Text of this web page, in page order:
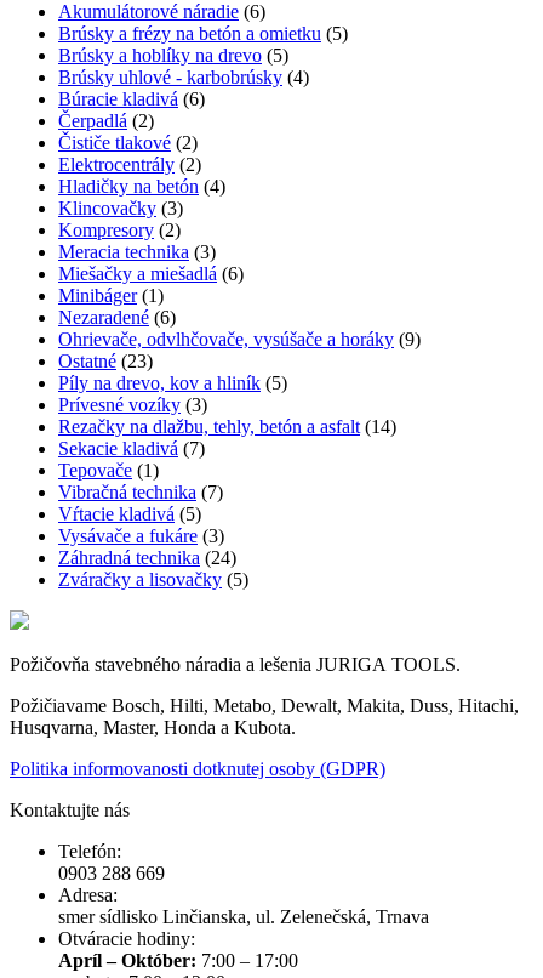
Akumulátorové náradie (6)
Brúsky a frézy na betón a omietku (5)
Brúsky a hoblíky na drevo (5)
Brúsky uhlové - karbobrúsky (4)
Búracie kladivá (6)
Čerpadlá (2)
Čističe tlakové (2)
Elektrocentrály (2)
Hladičky na betón (4)
Klincovačky (3)
Kompresory (2)
Meracia technika (3)
Miešačky a miešadlá (6)
Minibáger (1)
Nezaradené (6)
Ohrievače, odvlhčovače, vysúšače a horáky (9)
Ostatné (23)
Píly na drevo, kov a hliník (5)
Prívesné vozíky (3)
Rezačky na dlažbu, tehly, betón a asfalt (14)
Sekacie kladivá (7)
Tepovače (1)
Vibračná technika (7)
Vŕtacie kladivá (5)
Vysávače a fukáre (3)
Záhradná technika (24)
Zváračky a lisovačky (5)
Požičovňa stavebného náradia a lešenia JURIGA TOOLS.
Požičiavame Bosch, Hilti, Metabo, Dewalt, Makita, Duss, Hitachi,
Husqvarna, Master, Honda a Kubota.
Politika informovanosti dotknutej osoby (GDPR)
Kontaktujte nás
Telefón:
0903 288 669
Adresa:
smer sídlisko Linčianska, ul. Zelenečská, Trnava
Otváracie hodiny:
Apríl – Október: 7:00 – 17:00